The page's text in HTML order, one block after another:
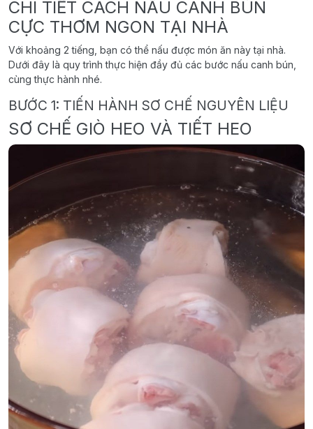
CHI TIẾT CÁCH NẤU CANH BÚN
CỰC THƠM NGON TẠI NHÀ
Với khoảng 2 tiếng, bạn có thể nấu được món ăn này tại nhà.
Dưới đây là quy trình thực hiện đầy đủ các bước nấu canh bún,
cùng thực hành nhé.
BƯỚC 1: TIẾN HÀNH SƠ CHẾ NGUYÊN LIỆU
SƠ CHẾ GIÒ HEO VÀ TIẾT HEO